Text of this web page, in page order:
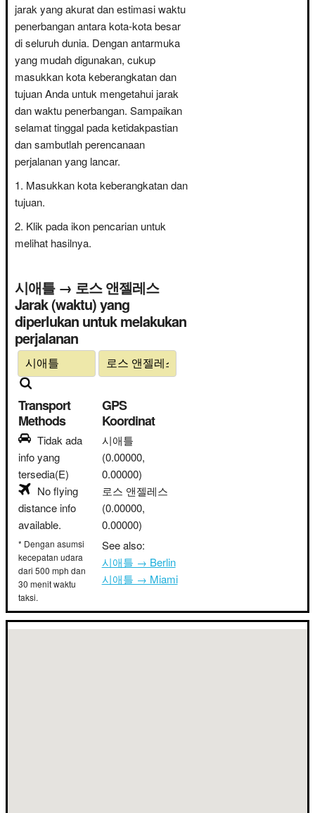
jarak yang akurat dan estimasi waktu
penerbangan antara kota-kota besar
di seluruh dunia. Dengan antarmuka
yang mudah digunakan, cukup
masukkan kota keberangkatan dan
tujuan Anda untuk mengetahui jarak
dan waktu penerbangan. Sampaikan
selamat tinggal pada ketidakpastian
dan sambutlah perencanaan
perjalanan yang lancar.
Masukkan kota keberangkatan dan
tujuan.
Klik pada ikon pencarian untuk
melihat hasilnya.
시애틀 → 로스 앤젤레스
Jarak (waktu) yang
diperlukan untuk melakukan
perjalanan
Transport
Methods
Tidak ada
info yang
tersedia(E)
No flying
distance info
available.
* Dengan asumsi
kecepatan udara
dari 500 mph dan
30 menit waktu
taksi.
GPS
Koordinat
시애틀
(0.00000,
0.00000)
로스 앤젤레스
(0.00000,
0.00000)
See also:
시애틀 → Berlin
시애틀 → Miami